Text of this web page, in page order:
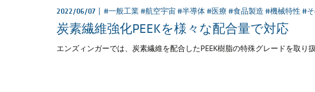
2022/06/07 | #一般工業 #航空宇宙 #半導体 #医療 #食品製造 #機械特性 #
炭素繊維強化PEEKを様々な配合量で対応
エンズィンガーでは、炭素繊維を配合したPEEK樹脂の特殊グレードを取り扱